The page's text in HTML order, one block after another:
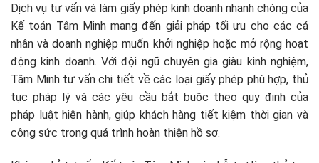
Dịch vụ tư vấn và làm giấy phép kinh doanh nhanh chóng của
Kế toán Tâm Minh mang đến giải pháp tối ưu cho các cá
nhân và doanh nghiệp muốn khởi nghiệp hoặc mở rộng hoạt
động kinh doanh. Với đội ngũ chuyên gia giàu kinh nghiệm,
Tâm Minh tư vấn chi tiết về các loại giấy phép phù hợp, thủ
tục pháp lý và các yêu cầu bắt buộc theo quy định của
pháp luật hiện hành, giúp khách hàng tiết kiệm thời gian và
công sức trong quá trình hoàn thiện hồ sơ.